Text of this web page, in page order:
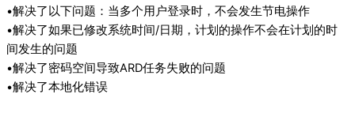
•解决了以下问题：当多个用户登录时，不会发生节电操作
•解决了如果已修改系统时间/日期，计划的操作不会在计划的时
间发生的问题
•解决了密码空间导致ARD任务失败的问题
•解决了本地化错误